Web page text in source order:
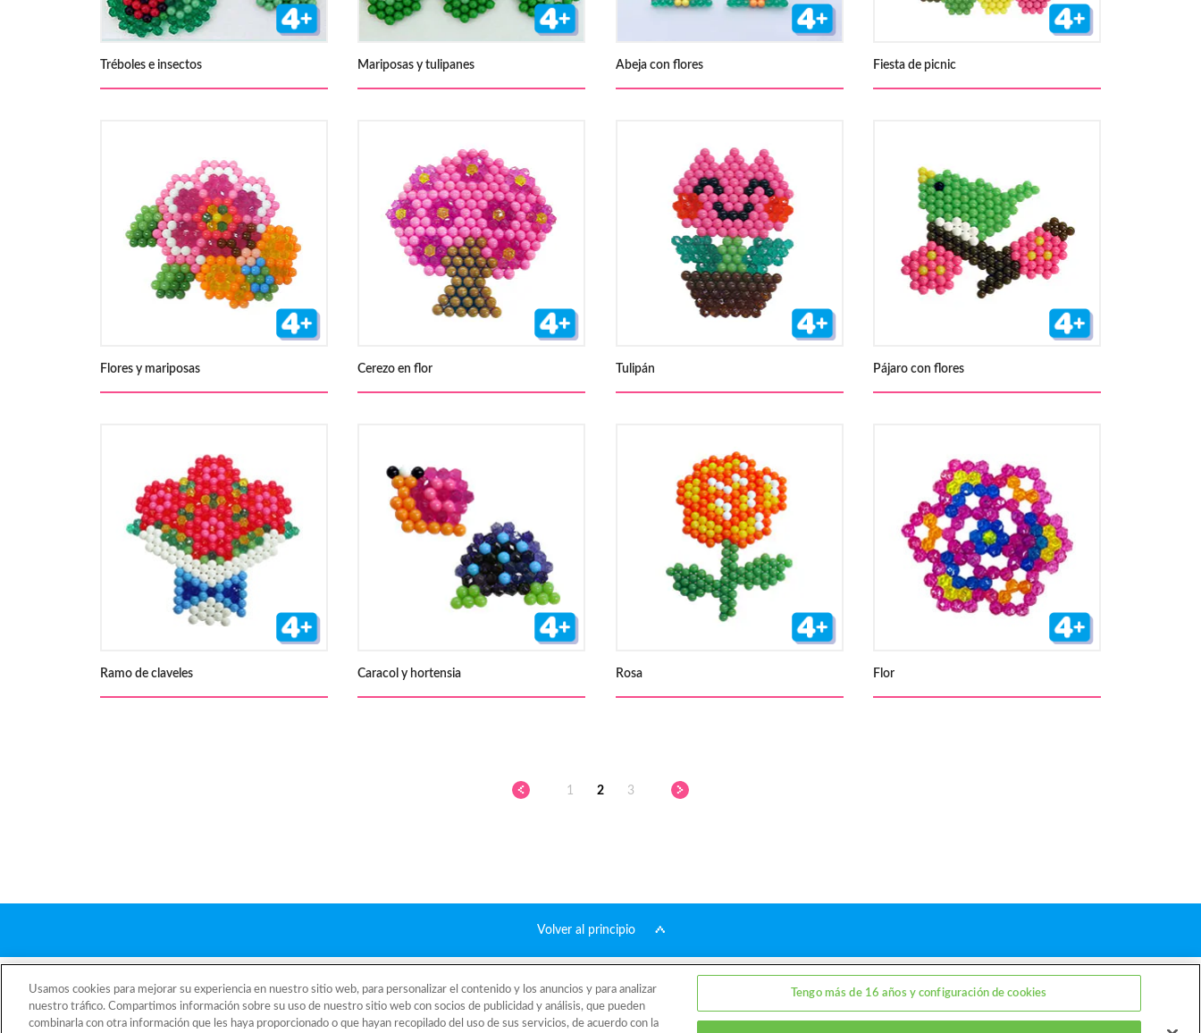
Tréboles e insectos Mariposas y tulipanes Abeja con flores Fiesta de picnic
Flores y mariposas Cerezo en flor Tulipán Pájaro con flores
Ramo de claveles Caracol y hortensia Rosa Flor
1 2 3
Volver al principio
Home Catalogo Plantillas ¿Qué es Aquabeads? Video Dónde Comprar Contacto
Usamos cookies para mejorar su experiencia en nuestro sitio web, para personalizar el contenido y los anuncios y para analizar
nuestro tráfico. Compartimos información sobre su uso de nuestro sitio web con socios de publicidad y análisis, que pueden
combinarla con otra información que les haya proporcionado o que hayan recopilado del uso de sus servicios, de acuerdo con la
Tengo más de 16 años y configuración de cookies